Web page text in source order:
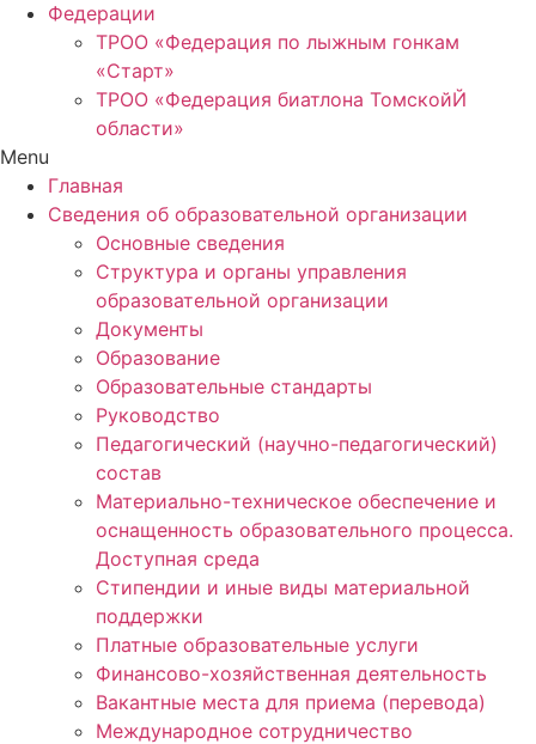
Федерации
ТРОО «Федерация по лыжным гонкам
«Старт»
ТРОО «Федерация биатлона ТомскойЙ
области»
Menu
Главная
Сведения об образовательной организации
Основные сведения
Структура и органы управления
образовательной организации
Документы
Образование
Образовательные стандарты
Руководство
Педагогический (научно-педагогический)
состав
Материально-техническое обеспечение и
оснащенность образовательного процесса.
Доступная среда
Стипендии и иные виды материальной
поддержки
Платные образовательные услуги
Финансово-хозяйственная деятельность
Вакантные места для приема (перевода)
Международное сотрудничество